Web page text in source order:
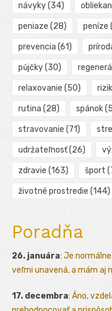
návyky(34)
peniaze (28) peníze
prevencia (61)
půjčky(30)
relaxovanie (50)
rutina (28) spánok
stravovanie (71)
udržateľnosť(26)
zdravie (163) šport
životné prostredie (144)
Poradňa
26. januára: Je
veľmi unavená, a mám aj
17. decembra: Áno,